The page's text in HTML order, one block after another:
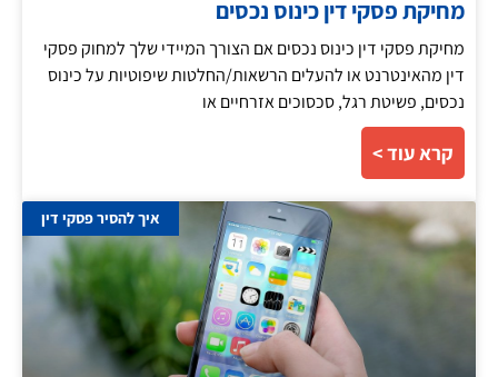
מחיקת פסקי דין כינוס נכסים
מחיקת פסקי דין כינוס נכסים אם הצורך המיידי שלך למחוק פסקי
דין מהאינטרנט או להעלים הרשאות/החלטות שיפוטיות על כינוס
נכסים, פשיטת רגל, סכסוכים אזרחיים או
קרא עוד >
איך להסיר פסקי דין